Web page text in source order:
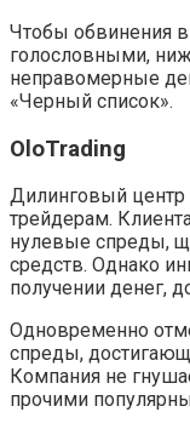
Чтобы обвинения
голословными,
неправомерные
«Черный список».
OloTrading
Дилинговый центр
трейдерам.
нулевые спреды,
средств. Однако
получении денег,
Одновременно
спреды,
Компания не
прочими